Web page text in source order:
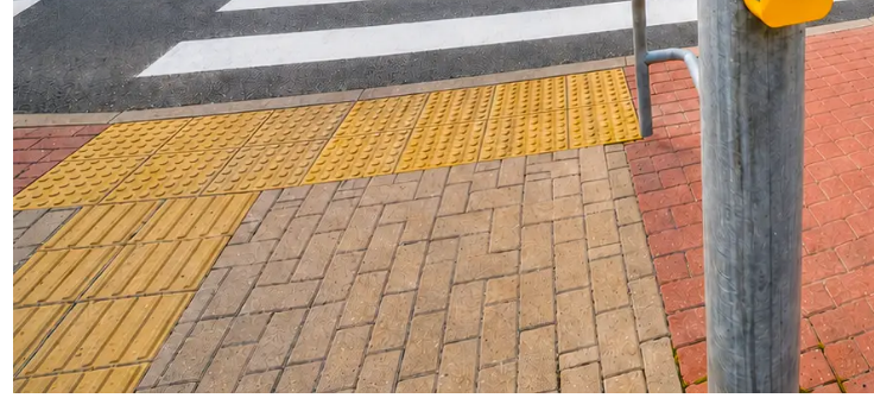
Semáforo portátil
Semáforo portátil...
Serie QuickSignal...